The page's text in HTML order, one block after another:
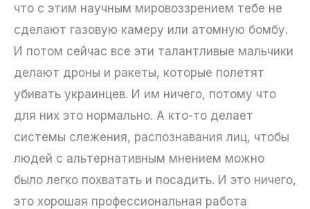
что с этим научным мировоззрением тебе не
сделают газовую камеру или атомную бомбу.
И потом сейчас все эти талантливые мальчики
делают дроны и ракеты, которые полетят
убивать украинцев. И им ничего, потому что
для них это нормально. А кто-то делает
системы слежения, распознавания лиц, чтобы
людей с альтернативным мнением можно
было легко похватать и посадить. И это ничего,
это хорошая профессиональная работа